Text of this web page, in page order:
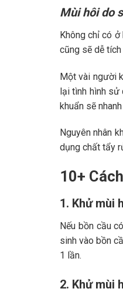
Mùi hôi do
Không chỉ có
cũng sẽ dễ
Một vài người
lại tình hình sử
khuẩn sẽ nhanh
Nguyên nhân
dụng chất tẩy
10+
1. Khử mùi
Nếu bồn cầu
sinh vào bồn
1 lần.
2. Khử mùi